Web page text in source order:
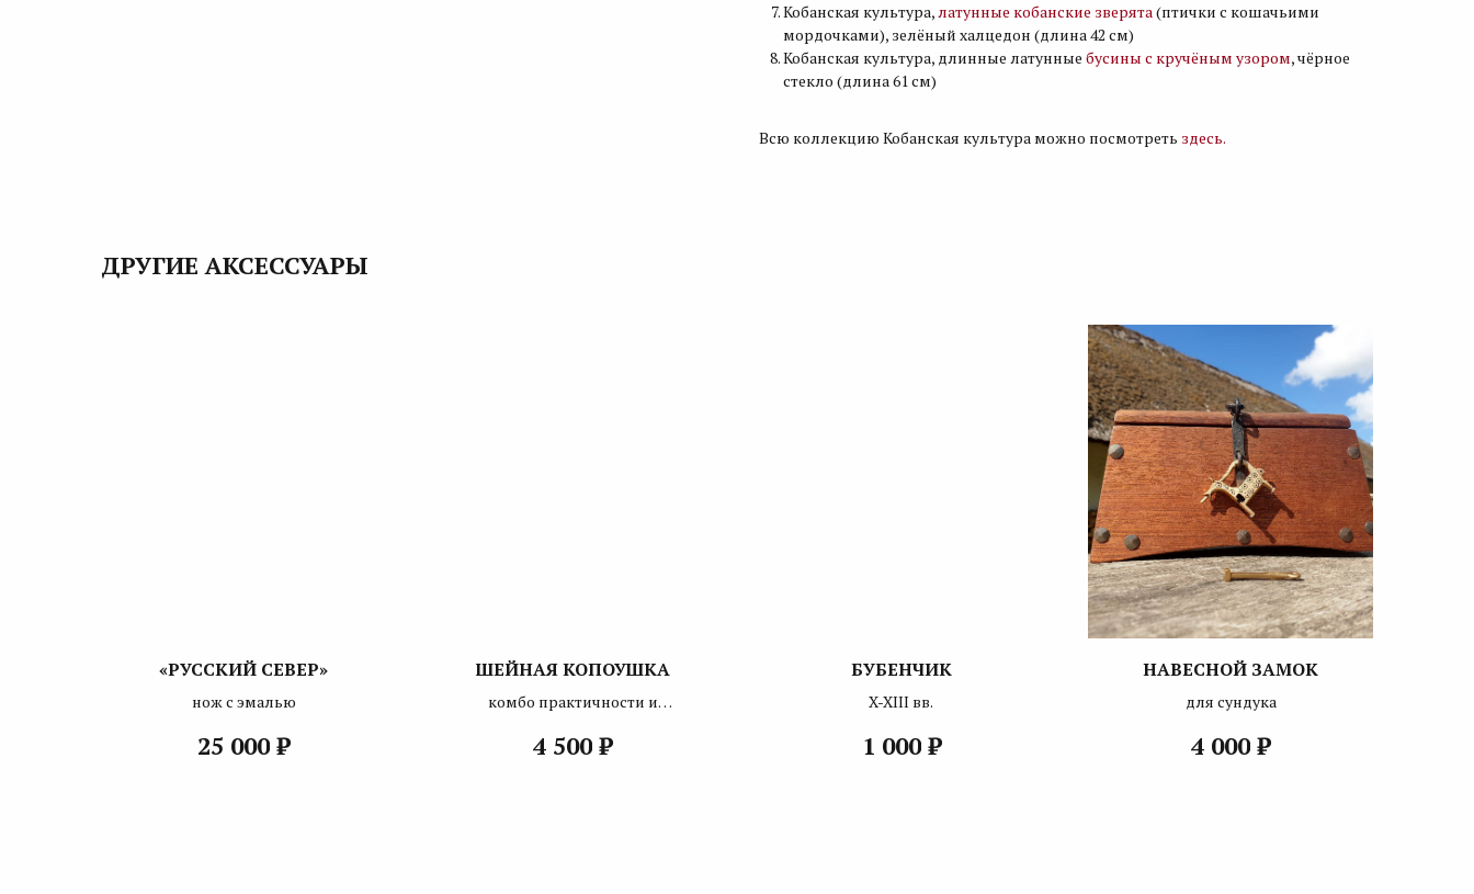
Кобанская культура,латунные кобанские зверята(птички с кошачьими
мордочками), зелёный халцедон (длина 42 см)
Кобанская культура, длинные латунные бусины с кручёным узором, чёрное
стекло (длина 61 см)
Всю коллекцию Кобанская культура можно посмотреть здесь.
ДРУГИЕ АКСЕССУАРЫ
«РУССКИЙ СЕВЕР»
нож с эмалью
25 000 ₽
ШЕЙНАЯ КОПОУШКА
комбо практичности и
4 500 ₽
БУБЕНЧИК
X-XIII вв.
1 000 ₽
НАВЕСНОЙ ЗАМОК
для сундука
4 000 ₽